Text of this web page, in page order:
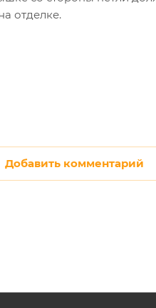
отделке.
Добавить комментарий